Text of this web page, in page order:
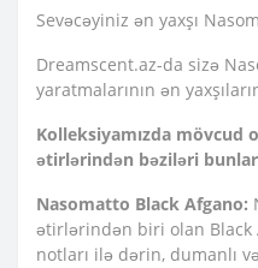
Sevəcəyiniz ən yaxşı
Dreamscent.az-da sizə
yaratmalarının ən
Kolleksiyamızda mövcud
ətirlərindən bəziləri
Nasomatto Black Afgano:
ətirlərindən biri olan Black
notları ilə dərin, dumanlı